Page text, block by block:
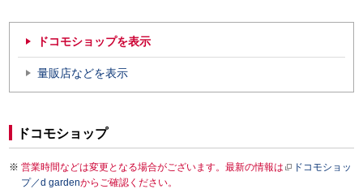
ドコモショップを表示
量販店などを表示
ドコモショップ
営業時間などは変更となる場合がございます。最新の情報は
ドコモショッ
プ／d gardenからご確認ください。